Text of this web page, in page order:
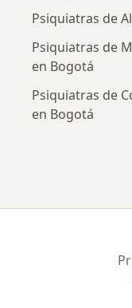
Psiquiatras de
Psiquiatras de
en Bogotá
Psiquiatras de
en Bogotá